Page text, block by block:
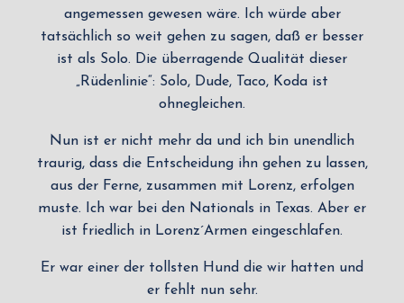
angemessen gewesen wäre. Ich würde aber
tatsächlich so weit gehen zu sagen, daß er besser
ist als Solo. Die überragende Qualität dieser
„Rüdenlinie“: Solo, Dude, Taco, Koda ist
ohnegleichen.
Nun ist er nicht mehr da und ich bin unendlich
traurig, dass die Entscheidung ihn gehen zu lassen,
aus der Ferne, zusammen mit Lorenz, erfolgen
muste. Ich war bei den Nationals in Texas. Aber er
ist friedlich in Lorenz´Armen eingeschlafen.
Er war einer der tollsten Hund die wir hatten und
er fehlt nun sehr.